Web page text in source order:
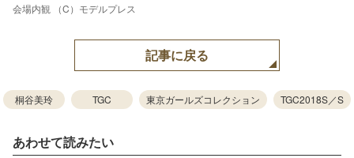
会場内観 （C）モデルプレス
記事に戻る
桐谷美玲 TGC 東京ガールズコレクション TGC2018S／S
あわせて読みたい